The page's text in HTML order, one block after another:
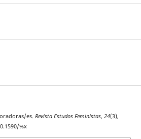
es. Revista Estudos Feministas, 24(3),
%x